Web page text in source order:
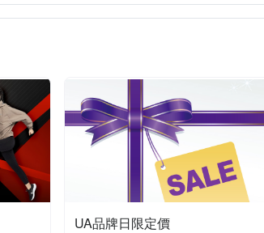
EU45 EU46 UK3 UK3.5
UK4
UA品牌日限定價